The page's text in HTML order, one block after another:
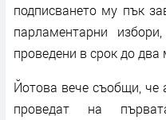
подписването му пък
парламентарни
проведени в срок до два
Йотова вече съобщи, че
проведат на